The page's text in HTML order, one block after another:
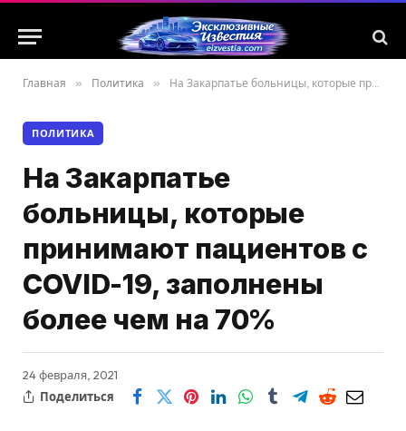
Главная » Политика » На Закарпатье больницы, которые принимают пациентов с COVID-19, заполнены более чем на 70%
ПОЛИТИКА
На Закарпатье
больницы, которые
принимают пациентов с
COVID-19, заполнены
более чем на 70%
24 февраля, 2021
Поделиться